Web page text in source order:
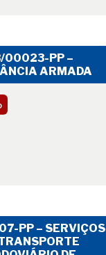
00023-PP –
ARMADA
PP – SERVIÇOS